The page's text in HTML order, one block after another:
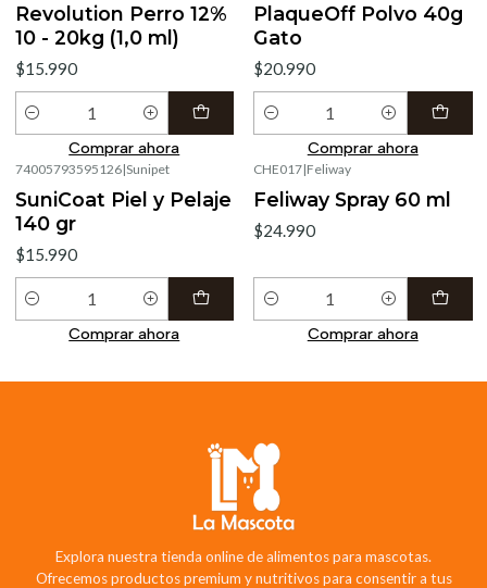
Revolution Perro 12%
10 - 20kg (1,0 ml)
$15.990
Cantidad
Comprar ahora
PlaqueOff Polvo 40g
Gato
$20.990
Cantidad
Comprar ahora
74005793595126|Sunipet
SuniCoat Piel y Pelaje
140 gr
$15.990
Cantidad
Comprar ahora
CHE017|Feliway
Feliway Spray 60 ml
$24.990
Cantidad
Comprar ahora
Explora nuestra tienda online de alimentos para mascotas.
Ofrecemos productos premium y nutritivos para consentir a tus